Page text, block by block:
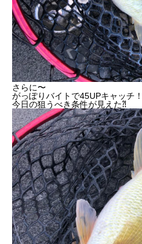
さらに〜
がっぽりバイトで45UPキャッチ！
今日の狙うべき条件が見えた⁈